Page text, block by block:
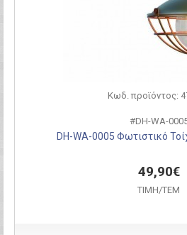
Κωδ. προϊόντος:
#DH-WA-
DH-WA-0005 Φωτιστικό
49,90€
ΤΙΜH/ΤΕΜ